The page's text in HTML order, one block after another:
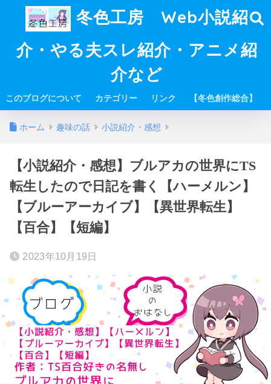
冬色工房 Web小説紹
介・やる夫スレ紹介・アニメ紹
介など
このブログについて カテゴリー リンク 【冬色創作総合】
ホーム 趣味の話 小説紹介・感想
【小説紹介・感想】ブルアカの世界にTS
転生したので日記を書く【ハーメルン】
【ブルーアーカイブ】【異世界転生】
【百合】【短編】
2023年10月19日